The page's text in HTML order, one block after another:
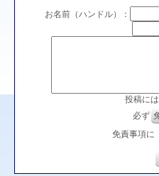
お名前（ハンドル）：
投稿に
必ず
免責事項に